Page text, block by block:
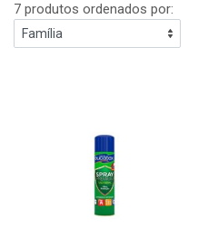
7 produtos ordenados por: